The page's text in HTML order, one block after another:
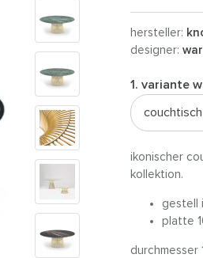
hersteller:
designer:
1. variante
ikonischer
kollektion.
gestell
platte
durchmesser